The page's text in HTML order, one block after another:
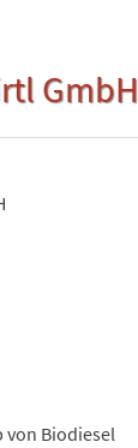
GmbH
von Biodiesel